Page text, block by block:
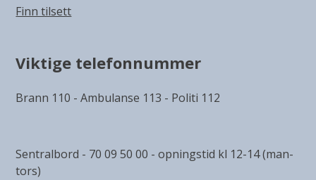
Finn tilsett
Viktige telefonnummer
Brann 110 - Ambulanse 113 - Politi 112
Sentralbord - 70 09 50 00 - opningstid kl 12-14 (man-
tors)